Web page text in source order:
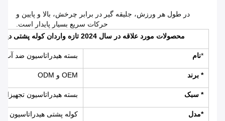
در طول هر ورزش، جلیقه گیر در برابر چرخش، بالا و پایین و
حرکات سریع بسیار پایدار است.
محصولات مورد علاقه در سال 2024 تازه واردان کوله پشتی دیگر کوله پشتی تجهیزات پیاده روی بسته هیدراتاسیون
*نام بسته هیدراتاسیون ضد آب
* برند OEM و ODM
* سبک بسته هیدراتاسیون
*مدل کوله پشتی هیدراتاسیون